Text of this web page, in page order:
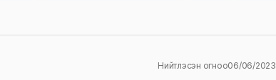
Нийтлэсэн огноо06/06/2023